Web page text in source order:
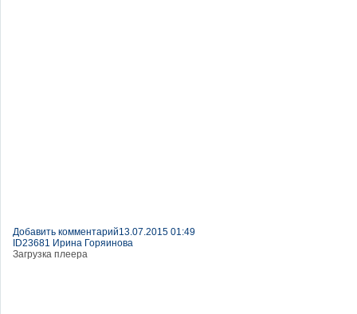
Добавить комментарий13.07.2015 01:49
ID23681 Ирина Горяинова
Загрузка плеера